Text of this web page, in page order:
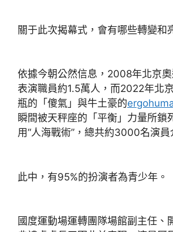
關于此次揭幕式，會有哪些轉變和
依據今朝公然信息，2008年北京
表演職員約1.5萬人，而2022年北
瓶的「傻氣」與牛土豪的
瞬間被天秤座的「平衡」力量所鎖
用“人海戰術”，總共約3000名演員
此中，有95%的扮演者為青少年。
國度運動場運轉團隊場館副主任、